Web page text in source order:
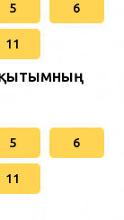
5 6
11
5 6
11